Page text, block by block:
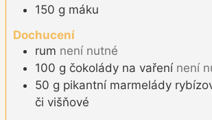
150 g máku
Dochucení
rum není nutné
100 g čokolády na vaření není
50 g pikantní marmelády
či višňové